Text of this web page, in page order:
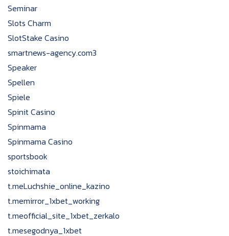
Seminar
Slots Charm
SlotStake Casino
smartnews-agency.com3
Speaker
Spellen
Spiele
Spinit Casino
Spinmama
Spinmama Casino
sportsbook
stoichimata
t.meLuchshie_online_kazino
t.memirror_1xbet_working
t.meofficial_site_1xbet_zerkalo
t.mesegodnya_1xbet